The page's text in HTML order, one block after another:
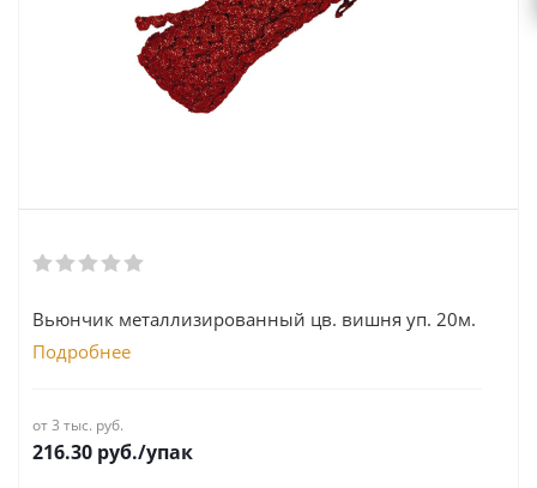
Вьюнчик металлизированный цв. вишня уп. 20м.
Подробнее
от 3 тыс. руб.
216.30 руб./упак